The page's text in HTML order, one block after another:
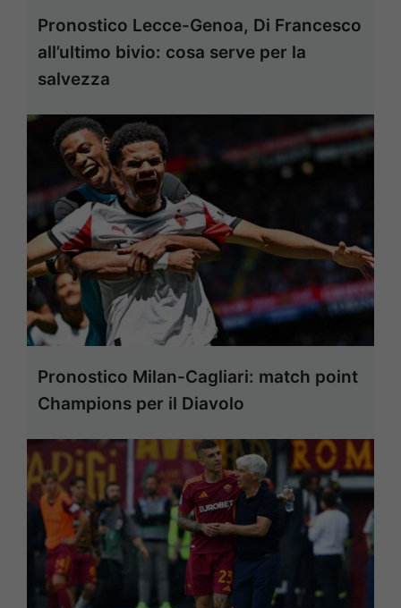
Pronostico Lecce-Genoa, Di Francesco
all’ultimo bivio: cosa serve per la
salvezza
Pronostico Milan-Cagliari: match point
Champions per il Diavolo